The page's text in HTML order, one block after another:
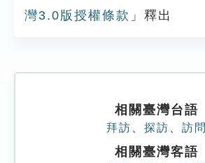
灣3.0版授權條款 」釋出
相關臺灣台語
拜訪 探訪 訪問
相關臺灣客語